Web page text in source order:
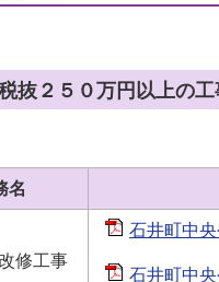
抜２５０万円以上の工
名
修工事
石井町中
石井町中